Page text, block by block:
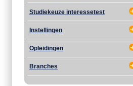
Studiekeuze interessetest
Instellingen
Opleidingen
Branches